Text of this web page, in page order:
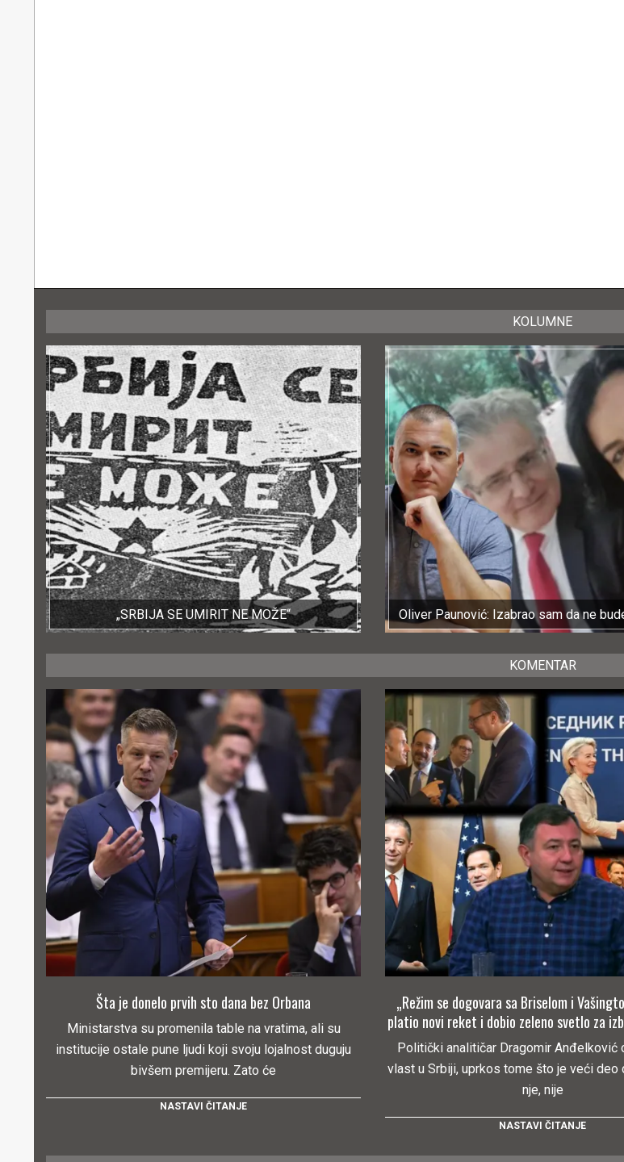
KOLUMNE
„SRBIJA SE UMIRIT NE MOŽE“ Oliver Paunović: Izabrao sam da ne
KOMENTAR
Šta je donelo prvih sto dana bez Orbana
Ministarstva su promenila table na vratima, ali su
institucije ostale pune ljudi koji svoju lojalnost duguju
bivšem premijeru. Zato će
NASTAVI ČITANJE
„Režim se dogovara sa Briselom i
platio novi reket i dobio zeleno svetlo za
Politički analitičar Dragomir Anđelković
vlast u Srbiji, uprkos tome što je veći deo
nje, nije
NASTAVI ČITANJE